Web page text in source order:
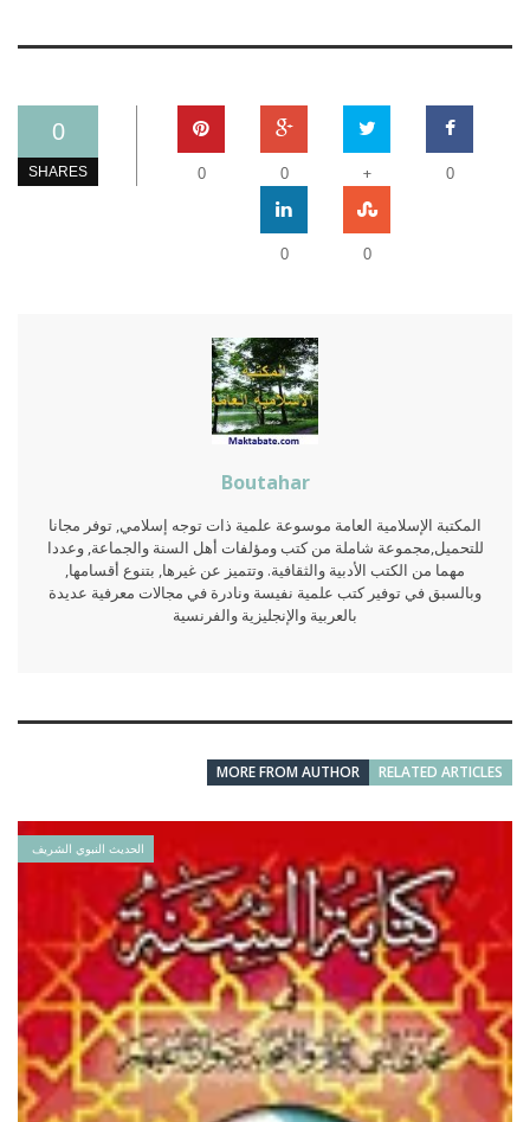
0
SHARES 0
+
0
0
0
0
Boutahar
المكتبة الإسلامية العامة موسوعة علمية ذات توجه إسلامي, توفر مجانا
للتحميل,مجموعة شاملة من كتب ومؤلفات أهل السنة والجماعة, وعددا
مهما من الكتب الأدبية والثقافية. وتتميز عن غيرها, بتنوع أقسامها,
وبالسبق في توفير كتب علمية نفيسة ونادرة في مجالات معرفية عديدة
بالعربية والإنجليزية والفرنسية
RELATED ARTICLES
MORE FROM AUTHOR
الحديث النبوي الشريف